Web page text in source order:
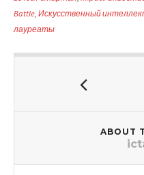
Battle, Искусственный
лауреаты
ABOUT